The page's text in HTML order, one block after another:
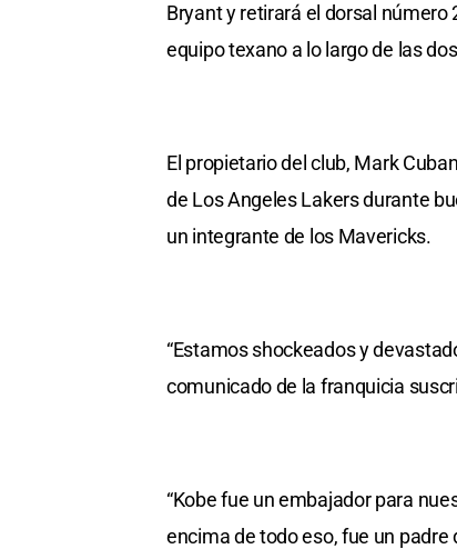
Bryant y retirará el dorsal número
equipo texano a lo largo de las
El propietario del club, Mark
de Los Angeles Lakers durante
un integrante de los Mavericks.
“Estamos shockeados y
comunicado de la franquicia
“Kobe fue un embajador para
encima de todo eso, fue un padre